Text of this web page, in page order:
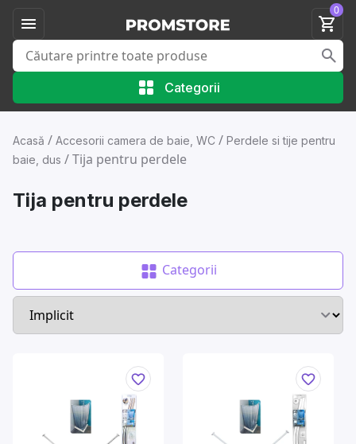
Categorii
0
Acasă / Accesorii camera de baie, WC / Perdele si tije pentru
baie, dus /Tija pentru perdele
Tija pentru perdele
Categorii